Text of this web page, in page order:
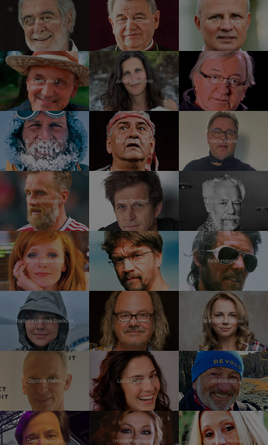
Michal Prokop Dominik Duka Michal Horáček
David Vávra Juliet Navrátilová Jiří Lábus
Kurt Diemberger Miroslav Donutil Václav Kopta
Karel Poborský Igor Orozovič Miroslav Huptych
Anna Geislerová Dan Bárta Peter Habeler
Barbora Literová Slavíková Ondřej Hejma Martina Kociánová
Dominik Hašek Lucia Siposová Jiří Kolbaba
David Gaydečka Halina Pawlovská Olga Sommerová